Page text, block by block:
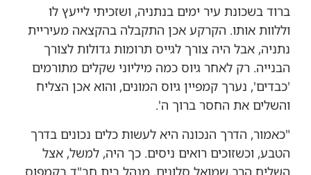
ברוד בשכונת עיר ימים בנתניה, ושזכיתי לייעץ לו
וללוות אותו. הקרקע אכן התקבלה בהקצאה מעיריית
נתניה, אבל היה צורך לגייס תרומות גדולות לצורך
הבנייה. רק לאחר גיוס כמה מיליוני שקלים מתורמים
'כבדים', נערך קמפיין גיוס המונים, והוא אכן הצליח
והשלים את החסר ברוך ה'.
"כאמור, הדרך הנכונה היא לעשות כלים נכונים בדרך
הטבע, וכשזוכים רואים ניסים. כך היה, למשל, אצל
השליח הרב שמואל סלונים, מנהל בית חב"ד בקמפוס